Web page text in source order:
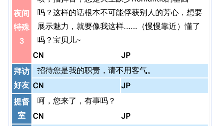
夜间
特殊
3
吗？这样的话根本不可能俘获别人的芳心，想要
展示魅力，就要像我这样……（慢慢靠近）懂了
吗？宝贝儿~
CN
JP
拜访
好友
招待您是我的职责，请不用客气。
CN
JP
提督
室
呵，您来了，有事吗？
CN
JP